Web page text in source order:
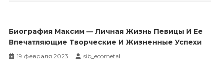
Биография Максим — Личная Жизнь Певицы И Ее
Впечатляющие Творческие И Жизненные Успехи
19 февраля 2023 sib_ecometal